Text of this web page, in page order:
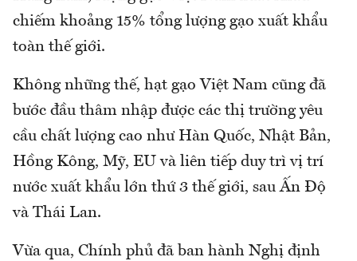
chiếm khoảng 15% tổng lượng gạo xuất khẩu
toàn thế giới.
Không những thế, hạt gạo Việt Nam cũng đã
bước đầu thâm nhập được các thị trường yêu
cầu chất lượng cao như Hàn Quốc, Nhật Bản,
Hồng Kông, Mỹ, EU và liên tiếp duy trì vị trí
nước xuất khẩu lớn thứ 3 thế giới, sau Ấn Độ
và Thái Lan.
Vừa qua, Chính phủ đã ban hành Nghị định